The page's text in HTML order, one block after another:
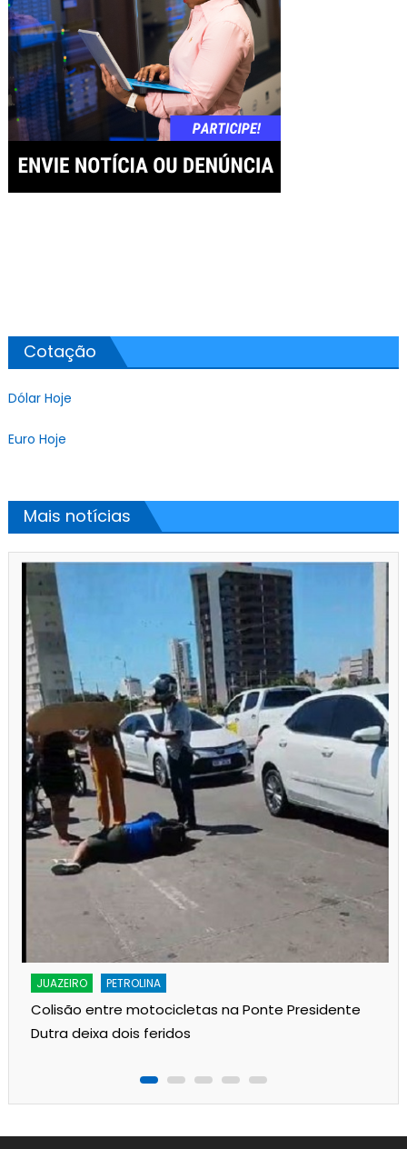
Cotação
Dólar Hoje
Euro Hoje
Mais notícias
JUAZEIRO PETROLINA
Colisão entre motocicletas na Ponte Presidente
Dutra deixa dois feridos